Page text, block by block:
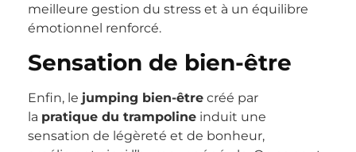
meilleure gestion du stress et à un équilibre
émotionnel renforcé.
Sensation de bien-être
Enfin, le jumping bien-être créé par
la pratique du trampoline induit une
sensation de légèreté et de bonheur,